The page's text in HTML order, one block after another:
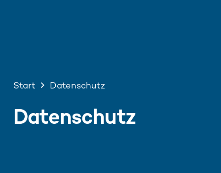
Start Datenschutz
Datenschutz